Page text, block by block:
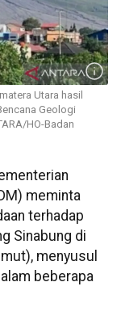
Utara hasil
Geologi
HO-Badan
meminta
terhadap
Sinabung di
menyusul
beberapa